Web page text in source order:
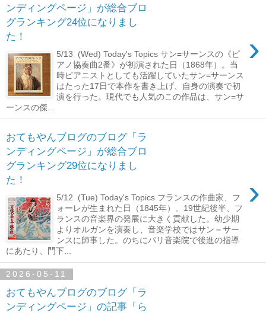
ンディングページ」が総合ブロ
グランキング24位になりまし
た！
›
5/13 (Wed) Today's Topics サン=サーンスの《ピ
アノ協奏曲2番》が初演された日（1868年）。当
時ピアニストとしても活躍していたサン=サーンス
はたった17日で本作を書き上げ、自身の演奏で初
演を行った。現代でも人気のこの作品は、サン=サ
ーンスの傑...
おてもやんブログのブログ「ラ
ンディングページ」が総合ブロ
グランキング29位になりまし
た！
›
5/12 (Tue) Today's Topics フランスの作曲家、フ
ォーレが生まれた日（1845年）。19世紀後半、フ
ランスの音楽界の発展に大きく貢献した。幼少期
よりオルガンを演奏し、音楽学校ではサン＝サー
ンスに師事した。のちにパリ音楽院で後進の指導
にあたり、門下...
2026-05-11
おてもやんブログのブログ「ラ
ンディングページ」の記事「ら